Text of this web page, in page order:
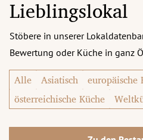
Lieblingslokal
Stöbere in unserer
Bewertung oder Küche in ganz
Alle Asiatisch europäische
österreichische Küche